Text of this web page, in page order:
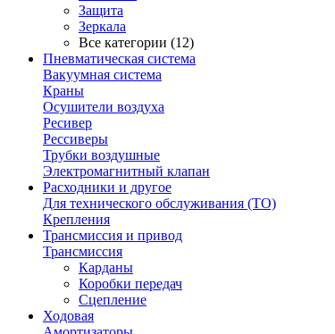
Защита
Зеркала
Все категории (12)
Пневматическая система
Вакуумная система
Краны
Осушители воздуха
Ресивер
Рессиверы
Трубки воздушные
Электромагнитный клапан
Расходники и другое
Для технического обслуживания (ТО)
Крепления
Трансмиссия и привод
Трансмиссия
Карданы
Коробки передач
Сцепление
Ходовая